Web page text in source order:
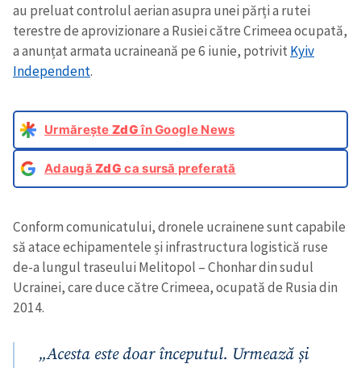
au preluat controlul aerian asupra unei părți a rutei
terestre de aprovizionare a Rusiei către Crimeea ocupată,
a anunțat armata ucraineană pe 6 iunie, potrivit Kyiv
Independent.
Urmărește ZdGîn Google News
AdaugăZdG ca sursă preferată
Conform comunicatului, dronele ucrainene sunt capabile
să atace echipamentele și infrastructura logistică ruse
de-a lungul traseului Melitopol – Chonhar din sudul
Ucrainei, care duce către Crimeea, ocupată de Rusia din
2014.
„Acesta este doar începutul. Urmează și